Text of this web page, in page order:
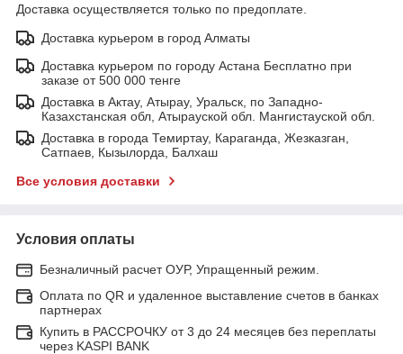
Доставка осуществляется только по предоплате.
Доставка курьером в город Алматы
Доставка курьером по городу Астана Бесплатно при
заказе от 500 000 тенге
Доставка в Актау, Атырау, Уральск, по Западно-
Казахстанская обл, Атырауской обл. Мангистауской обл.
Доставка в города Темиртау, Караганда, Жезказган,
Сатпаев, Кызылорда, Балхаш
Все условия доставки
Условия оплаты
Безналичный расчет ОУР, Упращенный режим.
Оплата по QR и удаленное выставление счетов в банках
партнерах
Купить в РАССРОЧКУ от 3 до 24 месяцев без переплаты
через KASPI BANK